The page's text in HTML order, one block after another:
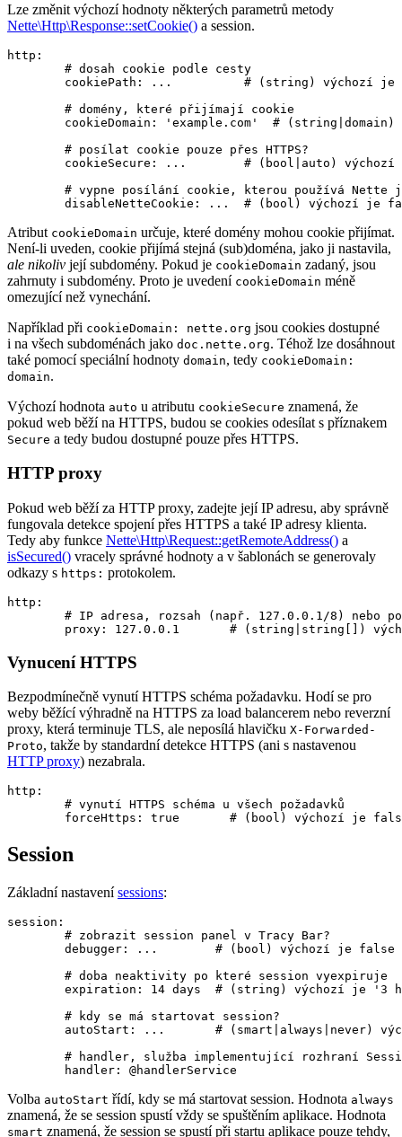
Lze změnit výchozí hodnoty některých parametrů metody
Nette\Http\Response::setCookie() a session.
http:
Atribut cookieDomain určuje, které domény mohou cookie přijímat.
Není-li uveden, cookie přijímá stejná (sub)doména, jako ji nastavila,
ale nikoliv její subdomény. Pokud je cookieDomain zadaný, jsou
zahrnuty i subdomény. Proto je uvedení cookieDomain méně
omezující než vynechání.
Například při cookieDomain: nette.org jsou cookies dostupné
i na všech subdoménách jako doc.nette.org. Téhož lze dosáhnout
také pomocí speciální hodnoty domain, tedy cookieDomain:
domain.
Výchozí hodnota auto u atributu cookieSecure znamená, že
pokud web běží na HTTPS, budou se cookies odesílat s příznakem
Secure a tedy budou dostupné pouze přes HTTPS.
HTTP proxy
Pokud web běží za HTTP proxy, zadejte její IP adresu, aby správně
fungovala detekce spojení přes HTTPS a také IP adresy klienta.
Tedy aby funkce Nette\Http\Request::getRemoteAddress() a
isSecured() vracely správné hodnoty a v šablonách se generovaly
odkazy s https: protokolem.
http:
Vynucení HTTPS
Bezpodmínečně vynutí HTTPS schéma požadavku. Hodí se pro
weby běžící výhradně na HTTPS za load balancerem nebo reverzní
proxy, která terminuje TLS, ale neposílá hlavičku X-Forwarded-
Proto, takže by standardní detekce HTTPS (ani s nastavenou
HTTP proxy) nezabrala.
http:
Session
Základní nastavenísessions:
session:
Volba autoStart řídí, kdy se má startovat session. Hodnota always
znamená, že se session spustí vždy se spuštěním aplikace. Hodnota
smart znamená, že session se spustí při startu aplikace pouze tehdy,